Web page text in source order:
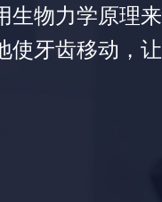
生物力学原理来
使牙齿移动，让